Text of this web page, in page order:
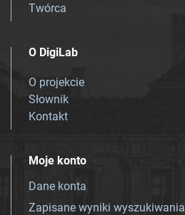
Twórca
O DigiLab
O projekcie
Słownik
Kontakt
Moje konto
Dane konta
Zapisane wyniki wyszukiwania